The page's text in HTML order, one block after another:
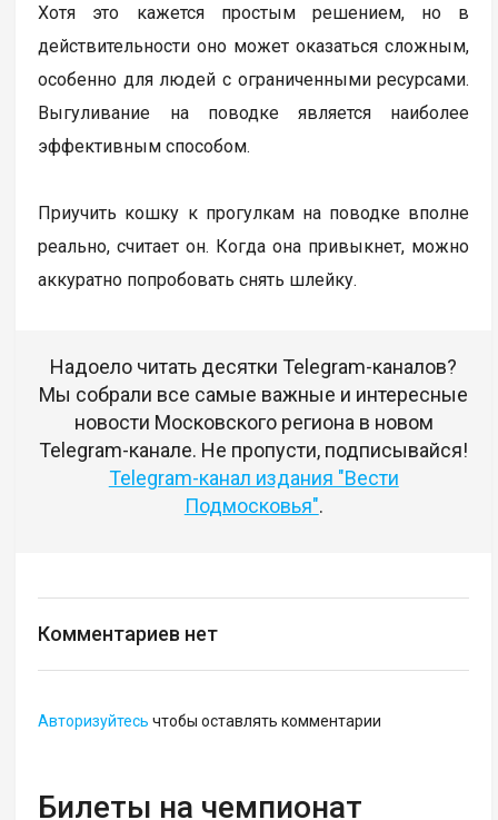
Хотя это кажется простым решением, но в
действительности оно может оказаться сложным,
особенно для людей с ограниченными ресурсами.
Выгуливание на поводке является наиболее
эффективным способом.
Приучить кошку к прогулкам на поводке вполне
реально, считает он. Когда она привыкнет, можно
аккуратно попробовать снять шлейку.
Надоело читать десятки Telegram-каналов?
Мы собрали все самые важные и интересные
новости Московского региона в новом
Telegram-канале. Не пропусти, подписывайся!
Telegram-канал издания "Вести
Подмосковья".
Комментариев нет
Авторизуйтесь чтобы оставлять комментарии
Билеты на чемпионат